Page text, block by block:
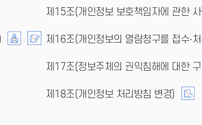
제15조(개인정보 보호책임자에 관한
제16조(개인정보의 열람청구를 접수·
제17조(정보주체의 권익침해에 대한
제18조(개인정보 처리방침 변경)